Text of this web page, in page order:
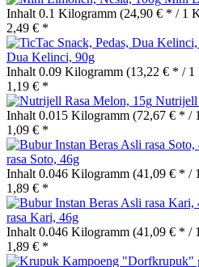
Inhalt 0.1 Kilogramm (24,90 € * / 1
2,49 € *
Dua Kelinci, 90g
Inhalt 0.09 Kilogramm (13,22 € * / 1
1,19 € *
Nutrijell
Inhalt 0.015 Kilogramm (72,67 € * /
1,09 € *
rasa Soto, 46g
Inhalt 0.046 Kilogramm (41,09 € * /
1,89 € *
rasa Kari, 46g
Inhalt 0.046 Kilogramm (41,09 € * /
1,89 € *